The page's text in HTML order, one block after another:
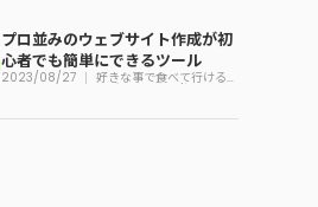
プロ並みのウェブサイト作成が初
心者でも簡単にできるツール
2023/08/27 好きな事で食べて行ける為
にブランド力を鍛えよう